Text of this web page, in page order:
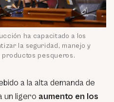
ha capacitado a los
la seguridad, manejo y
pesqueros.
a la alta demanda de
un ligero aumento en los